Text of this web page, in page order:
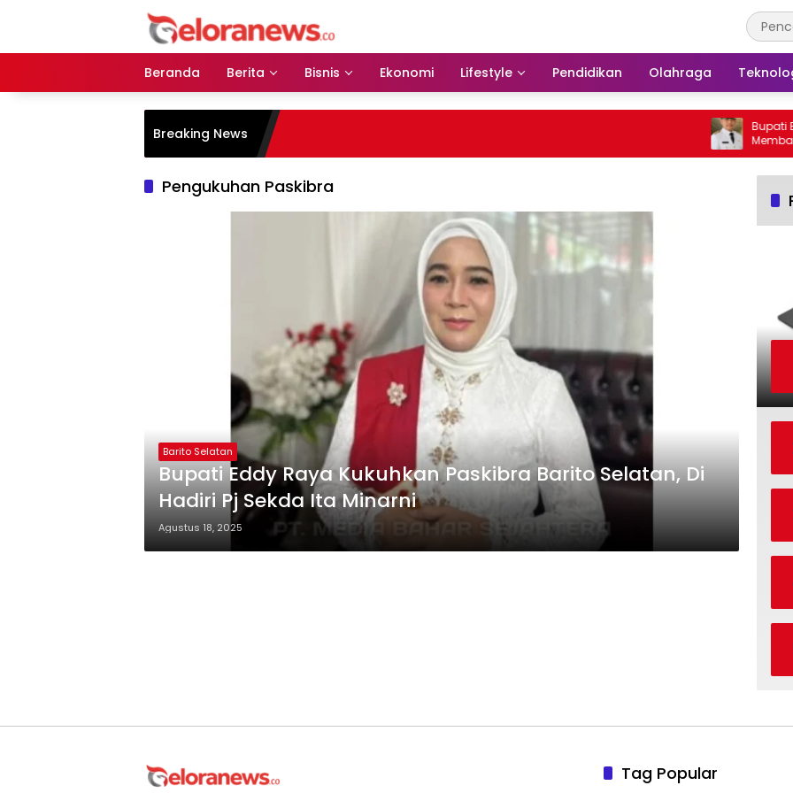
Beranda
Berita Bisnis Ekonomi Lifestyle Pendidikan Olahraga
Breaking News
Bupati
Membakar
Barito
Pengukuhan Paskibra
Barito Selatan
Bupati Eddy Raya Kukuhkan Paskibra Barito Selatan, Di
Hadiri Pj Sekda Ita Minarni
Agustus 18, 2025
Tag Popular